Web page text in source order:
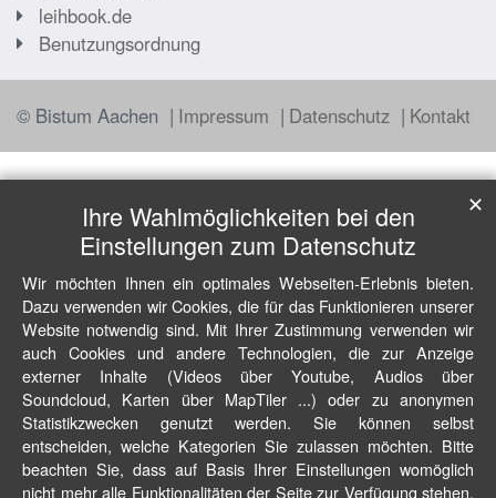
leihbook.de
Benutzungsordnung
© Bistum Aachen Impressum Datenschutz Kontakt
Ihre Wahlmöglichkeiten bei den
Einstellungen zum Datenschutz
Wir möchten Ihnen ein optimales Webseiten-Erlebnis bieten.
Dazu verwenden wir Cookies, die für das Funktionieren unserer
Website notwendig sind. Mit Ihrer Zustimmung verwenden wir
auch Cookies und andere Technologien, die zur Anzeige
externer Inhalte (Videos über Youtube, Audios über
Soundcloud, Karten über MapTiler ...) oder zu anonymen
Statistikzwecken genutzt werden. Sie können selbst
entscheiden, welche Kategorien Sie zulassen möchten. Bitte
beachten Sie, dass auf Basis Ihrer Einstellungen womöglich
nicht mehr alle Funktionalitäten der Seite zur Verfügung stehen.
✕